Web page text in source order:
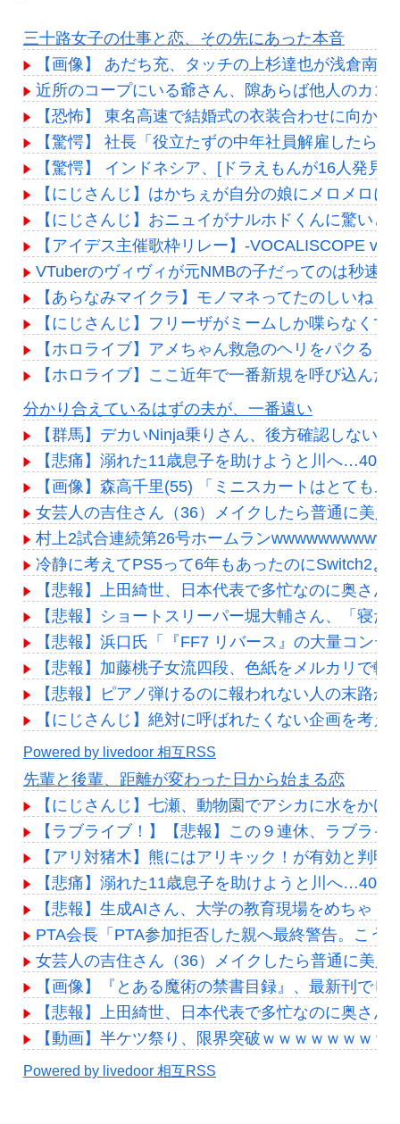
三十路女子の仕事と恋、その先にあった本音
【画像】 あだち充、タッチの上杉達也が浅倉南
近所のコープにいる爺さん、隙あらば他人のカゴ
【恐怖】 東名高速で結婚式の衣装合わせに向か
【驚愕】 社長「役立たずの中年社員解雇したら
【驚愕】 インドネシア、[ドラえもんが16人発見
【にじさんじ】はかちぇが自分の娘にメロメロに
【にじさんじ】おニュイがナルホドくんに驚いと
【アイデス主催歌枠リレー】-VOCALISCOPE
VTuberのヴィヴィが元NMBの子だってのは秒速
【あらなみマイクラ】モノマネってたのしいね！
【にじさんじ】フリーザがミームしか喋らなく
【ホロライブ】アメちゃん救急のヘリをパクる→
【ホロライブ】ここ近年で一番新規を呼び込んだ
Powered by livedoor 相互RSS
分かり合えているはずの夫が、一番遠い
【群馬】デカいNinja乗りさん、後方確認しない
【悲痛】溺れた11歳息子を助けようと川へ
【画像】森高千里(55) 「ミニスカートはとても
女芸人の吉住さん（36）メイクしたら普通に美
村上2試合連続第26号ホームラン
冷静に考えてPS5って6年もあったのにSwitch2よ
【悲報】上田綺世、日本代表で多忙なのに奥さ
【悲報】ショートスリーパー堀大輔さん、「寝
【悲報】浜口氏「『FF7 リバース』の大量コン
【悲報】加藤桃子女流四段、色紙をメルカリで転
【悲報】ピアノ弾けるのに報われない人の末路が
【にじさんじ】絶対に呼ばれたくない企画を考え
Powered by livedoor 相互RSS
先輩と後輩、距離が変わった日から始まる恋
【にじさんじ】七瀬、動物園でアシカに水をか
【ラブライブ！】【悲報】この９連休、ラブラ
【アリ対猪木】熊にはアリキック！が有効と判
【悲痛】溺れた11歳息子を助けようと川へ
【悲報】生成AIさん、大学の教育現場をめちゃく
PTA会長「PTA参加拒否した親へ最終警告。こう
女芸人の吉住さん（36）メイクしたら普通に美
【画像】『とある魔術の禁書目録』、最新刊でヒ
【悲報】上田綺世、日本代表で多忙なのに奥さ
【動画】半ケツ祭り、限界突破ｗｗｗｗｗｗｗｗ
Powered by livedoor 相互RSS